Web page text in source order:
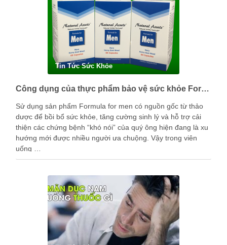
Tin Tức Sức Khỏe
Công dụng của thực phẩm bảo vệ sức khỏe Formula for men là gì?
Sử dụng sản phẩm Formula for men có nguồn gốc từ thảo
dược để bồi bổ sức khỏe, tăng cường sinh lý và hỗ trợ cải
thiện các chứng bệnh “khó nói” của quý ông hiện đang là xu
hướng mới được nhiều người ưa chuộng. Vậy trong viên
uống …